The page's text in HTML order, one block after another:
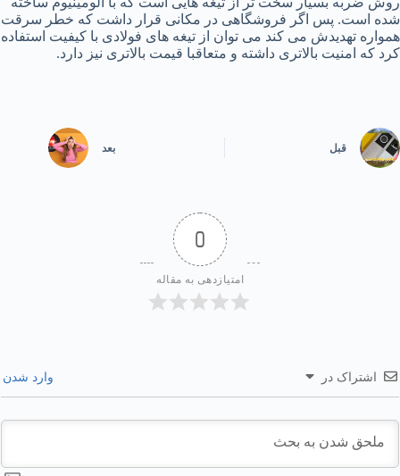
شده است. پس اگر فروشگاهی در مکانی قرار داشت که خطر سرقت
همواره تهدیدش می کند می توان از تیغه های فولادی با کیفیت استفاده
کرد که امنیت بالاتری داشته و متعاقبا قیمت بالاتری نیز دارد.
قبل بعد
0
امتیازدهی به مقاله
اشتراک در وارد شدن